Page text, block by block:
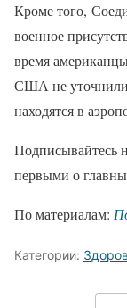
Кроме того,
военное
время
США не уточнили,
находятся в
Подписывайтесь
первыми о
По материалам:
Категории: